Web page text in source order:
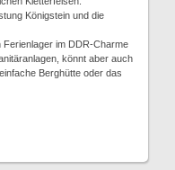
Königstein und die
Ferienlager im DDR-Charme
könnt aber auch
Berghütte oder das